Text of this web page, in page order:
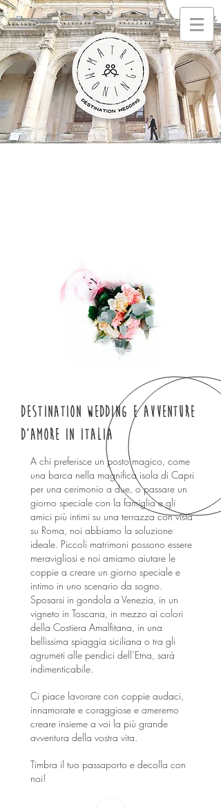
Español
hom
e
nuestros
servicios
foto
s
quem
somos
contact
our services
our services
who we are
contact
Privacy policy
Política de privacidade
home
nossos serviços
fotos
quem somos
contato
blog
Destination Wedding e avventure
d’amore in Italia
A chi preferisce un posto magico, come
una barca nella magnifica isola di Capri
per una cerimonio a due, o passare un
giorno speciale con la famiglia e gli
amici più intimi su una terrazza con vista
su Roma, noi abbiamo la soluzione
ideale. Piccoli matrimoni possono essere
meravigliosi e noi amiamo aiutare le
coppie a creare un giorno speciale e
intimo in uno scenario da sogno.
Sposarsi in gondola a Venezia, in un
vigneto in Toscana, in mezzo ai colori
della Costiera Amalfitana, in una
bellissima spiaggia siciliana o tra gli
agrumeti alle pendici dell’Etna, sarà
indimenticabile.
Ci piace lavorare con coppie audaci,
innamorate e coraggiose e ameremo
creare insieme a voi la più grande
avventura della vostra vita.
Timbra il tuo passaporto e decolla con
noi!